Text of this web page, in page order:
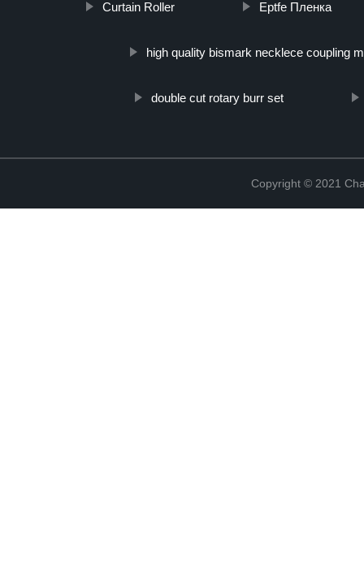
Curtain Roller Eptfe Пленка
high quality bismark necklece coupling
double cut rotary burr set
Copyright © 2021